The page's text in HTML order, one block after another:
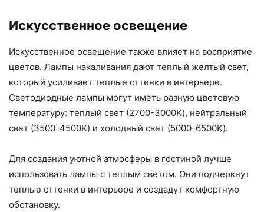
Искусственное освещение
Искусственное освещение также влияет на восприятие
цветов. Лампы накаливания дают теплый желтый свет,
который усиливает теплые оттенки в интерьере.
Светодиодные лампы могут иметь разную цветовую
температуру: теплый свет (2700-3000K), нейтральный
свет (3500-4500K) и холодный свет (5000-6500K).
Для создания уютной атмосферы в гостиной лучше
использовать лампы с теплым светом. Они подчеркнут
теплые оттенки в интерьере и создадут комфортную
обстановку.